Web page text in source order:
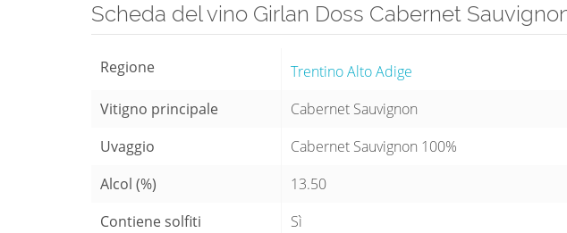
Scheda del vino Girlan Doss Cabernet
Regione
Trentino Alto Adige
Vitigno principale
Cabernet Sauvignon
Uvaggio
Cabernet Sauvignon 100%
Alcol (%)
13.50
Contiene solfiti
Sì